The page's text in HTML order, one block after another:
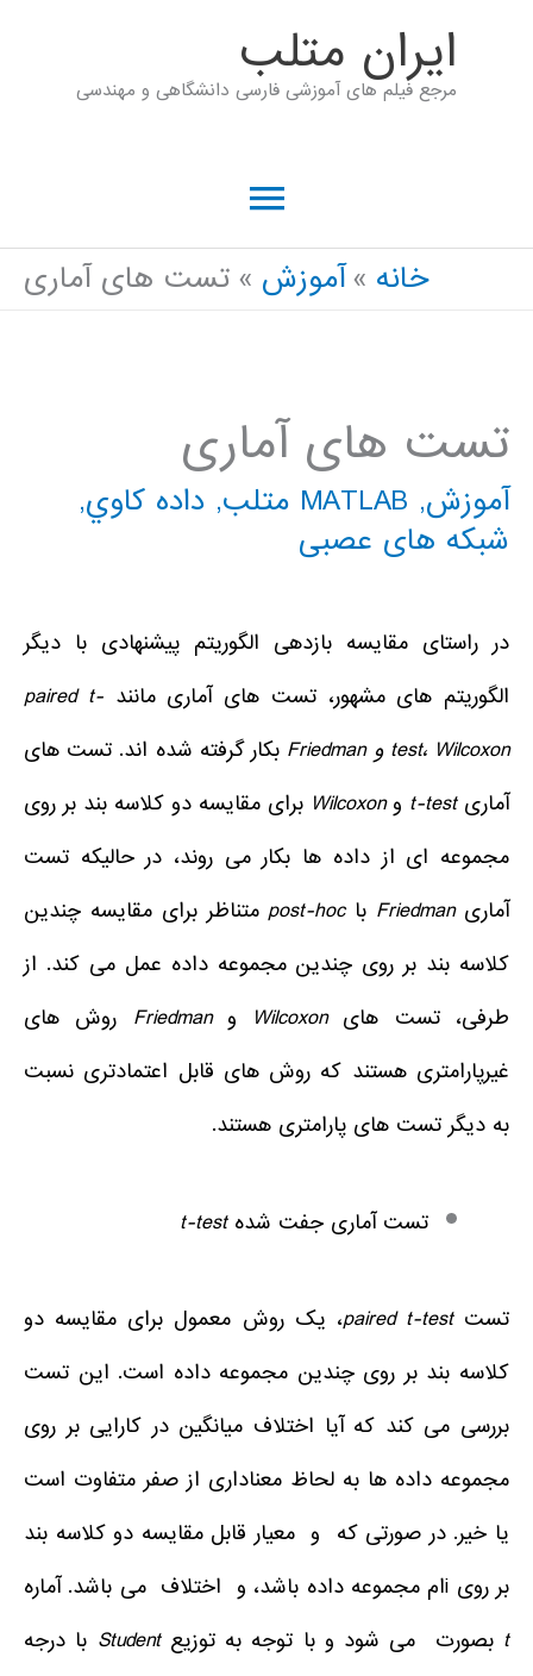
ايران متلب
مرجع فیلم های آموزشی فارسی دانشگاهی و مهندسی
فهرست
اصلی
خانه آموزش تست های آماری
تست های آماری
آموزش, MATLAB متلب , داده كاوي,
شبکه های عصبی
در راستای مقایسه بازدهی الگوریتم پیشنهادی با دیگر
الگوریتم های مشهور، تست های آماری مانندpaired t-
test، Wilcoxon وFriedman بکار گرفته شده اند. تست های
آماریt-test وWilcoxon برای مقایسه دو کلاسه بند بر روی
مجموعه ای از داده ها بکار می روند، در حالیکه تست
آماریFriedman باpost-hocمتناظر برای مقایسه چندین
کلاسه بند بر روی چندین مجموعه داده عمل می کند. از
طرفی، تست هایWilcoxon وFriedman روش های
غیرپارامتری هستند که روش های قابل اعتمادتری نسبت
به دیگر تست های پارامتری هستند.
تست آماری جفت شدهt-test
تستpaired t-test، یک روش معمول برای مقایسه دو
کلاسه بند بر روی چندین مجموعه داده است. این تست
بررسی می کند که آیا اختلاف میانگین در کارایی بر روی
مجموعه داده ها به لحاظ معناداری از صفر متفاوت است
یا خیر. در صورتی که و معیار قابل مقایسه دو کلاسه بند
بر روی iام مجموعه داده باشد، و اختلاف می باشد. آماره
t بصورت می شود و با توجه به توزیعStudent با درجه